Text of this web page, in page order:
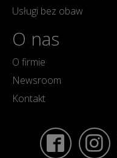
Usługi bez obaw
O nas
O firmie
Newsroom
Kontakt